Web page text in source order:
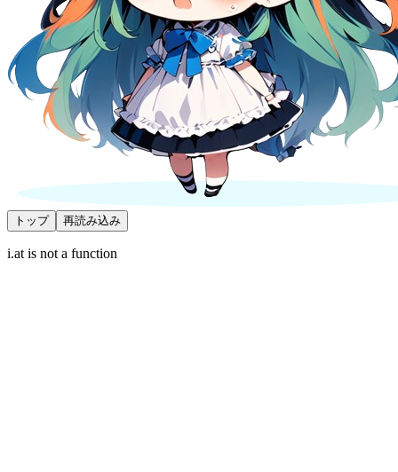
トップ 再読み込み
i.at is not a function